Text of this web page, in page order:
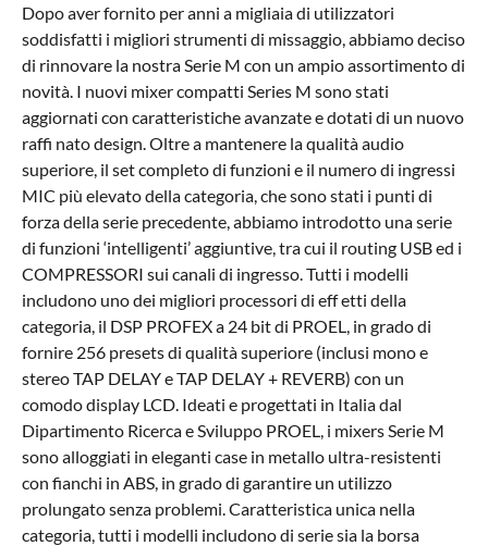
Dopo aver fornito per anni a migliaia di utilizzatori
soddisfatti i migliori strumenti di missaggio, abbiamo deciso
di rinnovare la nostra Serie M con un ampio assortimento di
novità. I nuovi mixer compatti Series M sono stati
aggiornati con caratteristiche avanzate e dotati di un nuovo
raffi nato design. Oltre a mantenere la qualità audio
superiore, il set completo di funzioni e il numero di ingressi
MIC più elevato della categoria, che sono stati i punti di
forza della serie precedente, abbiamo introdotto una serie
di funzioni ‘intelligenti’ aggiuntive, tra cui il routing USB ed i
COMPRESSORI sui canali di ingresso. Tutti i modelli
includono uno dei migliori processori di eff etti della
categoria, il DSP PROFEX a 24 bit di PROEL, in grado di
fornire 256 presets di qualità superiore (inclusi mono e
stereo TAP DELAY e TAP DELAY + REVERB) con un
comodo display LCD. Ideati e progettati in Italia dal
Dipartimento Ricerca e Sviluppo PROEL, i mixers Serie M
sono alloggiati in eleganti case in metallo ultra-resistenti
con fianchi in ABS, in grado di garantire un utilizzo
prolungato senza problemi. Caratteristica unica nella
categoria, tutti i modelli includono di serie sia la borsa